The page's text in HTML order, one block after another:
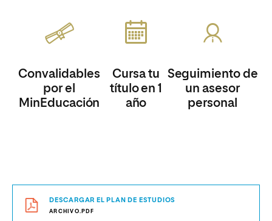
Convalidables
por el
MinEducación
Cursa tu
título en 1
año
Seguimiento de
un asesor
personal
DESCARGAR EL PLAN DE ESTUDIOS
ARCHIVO.PDF